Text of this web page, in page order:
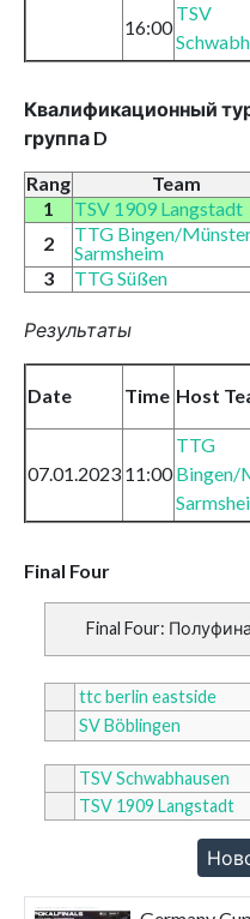
16:00
TSV
Квалификационный
группа D
Rang
Team
1
TSV 1909 Langstadt
2
TTG Bingen/
Sarmsheim
3
TTG Süßen
Результаты
Date Time Host
07.01.2023 11:00
TTG
Bingen/
Final Four
Final Four:
ttc berlin eastside
SV Böblingen
TSV Schwabhausen
TSV 1909 Langstadt